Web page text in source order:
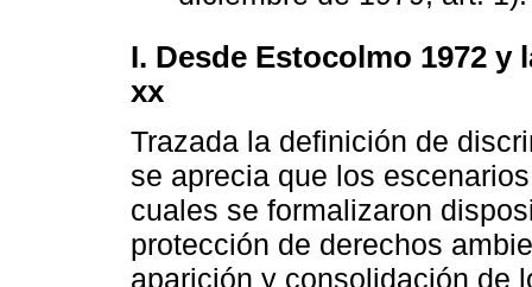
I. Desde Estocolmo 1972
xx
Trazada la definición de
se aprecia que los
cuales se formalizaron
protección de derechos
aparición y consolidación de